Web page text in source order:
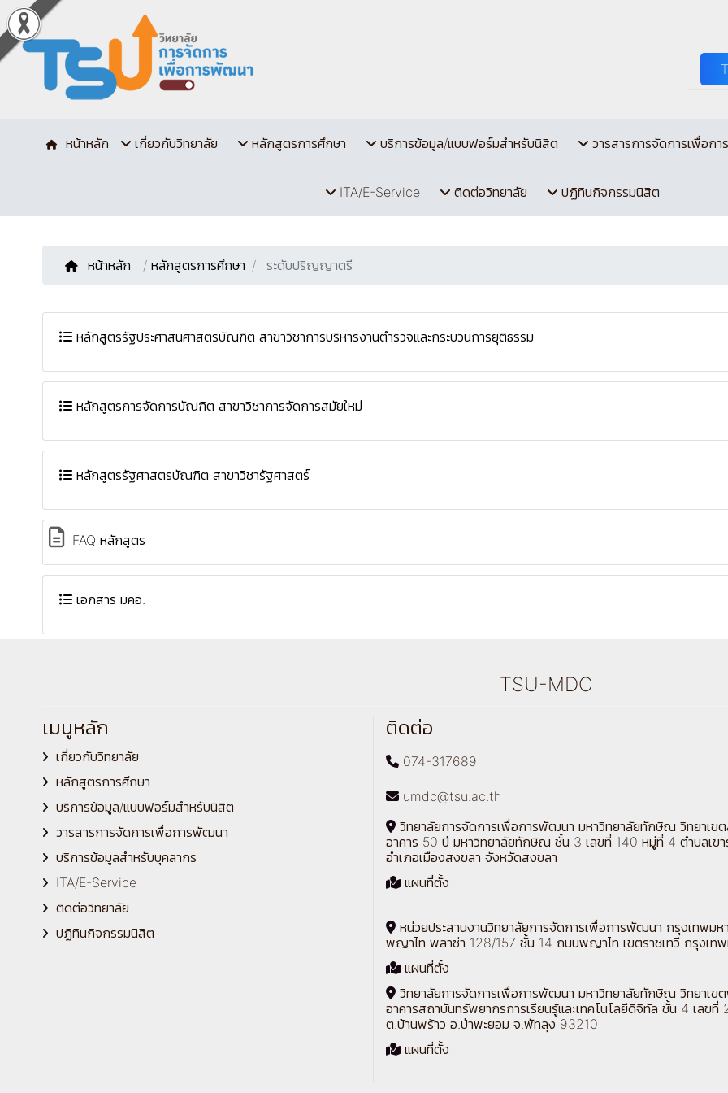
หน้าหลัก เกี่ยวกับวิทยาลัย หลักสูตรการศึกษา บริการข้อมูล/แบบฟอร์มสำหรับนิสิต วารสารการจัดการเพื่อก
ITA/E-Service ติดต่อวิทยาลัย ปฏิทินกิจกรรมนิสิต
หน้าหลัก / หลักสูตรการศึกษา ระดับปริญญาตรี
หลักสูตรรัฐประศาสนศาสตรบัณฑิต สาขาวิชาการบริหารงานตำรวจและกระบวนการยุติธรรม
หลักสูตรการจัดการบัณฑิต สาขาวิชาการจัดการสมัยใหม่
หลักสูตรรัฐศาสตรบัณฑิต สาขาวิชารัฐศาสตร์
FAQ หลักสูตร
เอกสาร มคอ.
TSU-MDC
เมนูหลัก
เกี่ยวกับวิทยาลัย
หลักสูตรการศึกษา
บริการข้อมูล/แบบฟอร์มสำหรับนิสิต
วารสารการจัดการเพื่อการพัฒนา
บริการข้อมูลสำหรับบุคลากร
ITA/E-Service
ติดต่อวิทยาลัย
ปฏิทินกิจกรรมนิสิต
ติดต่อ
074-317689
umdc@tsu.ac.th
วิทยาลัยการจัดการเพื่อการพัฒนา มหาวิทยาลัยทักษิณ วิทยาเข
อาคาร 50 ปี มหาวิทยาลัยทักษิณ ชั้น 3 เลขที่ 140 หมู่ที่ 4 ตำบลเขา
อำเภอเมืองสงขลา จังหวัดสงขลา
แผนที่ตั้ง
หน่วยประสานงานวิทยาลัยการจัดการเพื่อการพัฒนา กรุงเทพมห
พญาไท พลาซ่า 128/157 ชั้น 14 ถนนพญาไท เขตราชเทวี กรุงเท
แผนที่ตั้ง
วิทยาลัยการจัดการเพื่อการพัฒนา มหาวิทยาลัยทักษิณ วิทยาเข
อาคารสถาบันทรัพยากรการเรียนรู้และเทคโนโลยีดิจิทัล ชั้น 4 เลข
ต.บ้านพร้าว อ.ป่าพะยอม จ.พัทลุง 93210
แผนที่ตั้ง